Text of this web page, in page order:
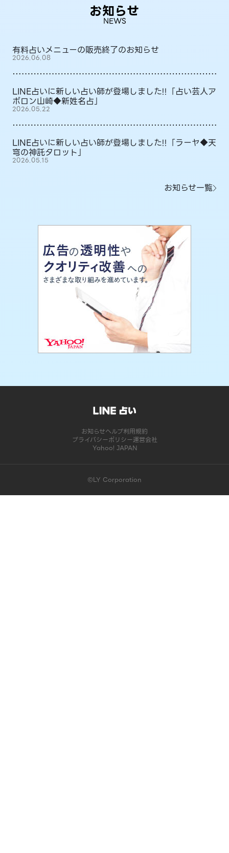
お知らせ
NEWS
有料占いメニューの販売終了のお知らせ
2026.06.08
LINE占いに新しい占い師が登場しました!!「占い芸人ア
ポロン山崎◆新姓名占」
2026.05.22
LINE占いに新しい占い師が登場しました!!「ラーヤ◆天
穹の神託タロット」
2026.05.15
お知らせ一覧
お知らせヘルプ利用規約
プライバシーポリシー運営会社
Yahoo! JAPAN
©LY Corporation
このコンテンツは掲載が終了しました | LINE占い